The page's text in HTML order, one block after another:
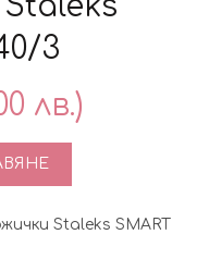
3
лв.)
Професионални
Staleks SMART